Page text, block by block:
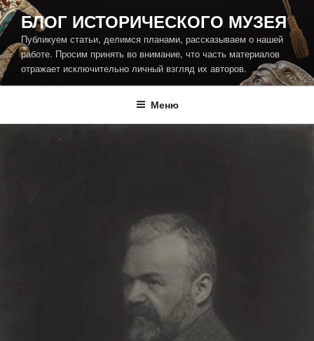
Перейти
к
содержимому
БЛОГ ИСТОРИЧЕСКОГО МУЗЕЯ
Публикуем статьи, делимся планами, рассказываем о нашей
работе. Просим принять во внимание, что часть материалов
отражает исключительно личный взгляд их авторов.
Меню